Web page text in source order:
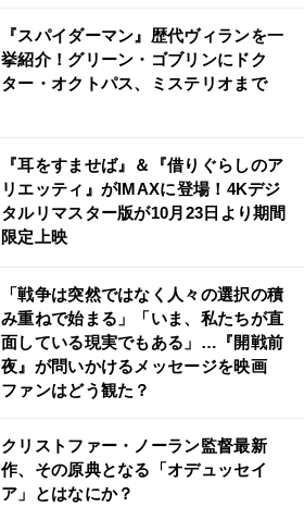
『スパイダーマン』歴代ヴィランを一
挙紹介！グリーン・ゴブリンにドク
ター・オクトパス、ミステリオまで
『耳をすませば』＆『借りぐらしのア
リエッティ』がIMAXに登場！4Kデジ
タルリマスター版が10月23日より期間
限定上映
「戦争は突然ではなく人々の選択の積
み重ねで始まる」「いま、私たちが直
面している現実でもある」…『開戦前
夜』が問いかけるメッセージを映画
ファンはどう観た？
クリストファー・ノーラン監督最新
作、その原典となる「オデュッセイ
ア」とはなにか？